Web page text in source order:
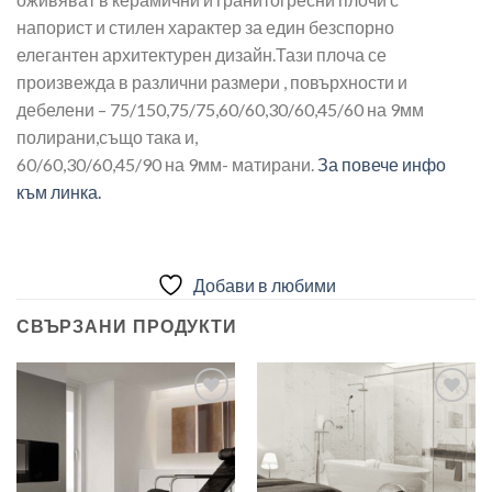
напорист и стилен характер за един безспорно
елегантен архитектурен дизайн.Тази плоча се
произвежда в различни размери , повърхности и
дебелени – 75/150,75/75,60/60,30/60,45/60 на 9мм
полирани,също така и,
60/60,30/60,45/90 на 9мм- матирани. За повече инфо
към линка.
Добави в любими
СВЪРЗАНИ ПРОДУКТИ
Добави
в
любими
Добави
любими